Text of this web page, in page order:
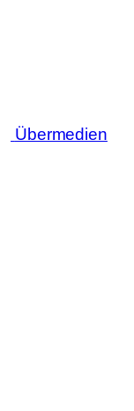
Übermedien